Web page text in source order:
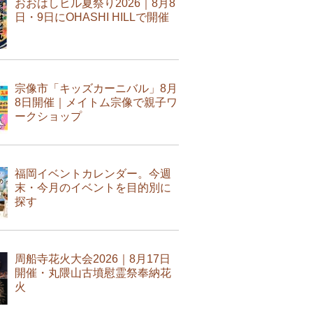
おおはしヒル夏祭り2026｜8月8
日・9日にOHASHI HILLで開催
宗像市「キッズカーニバル」8月
8日開催｜メイトム宗像で親子ワ
ークショップ
福岡イベントカレンダー。今週
末・今月のイベントを目的別に
探す
周船寺花火大会2026｜8月17日
開催・丸隈山古墳慰霊祭奉納花
火